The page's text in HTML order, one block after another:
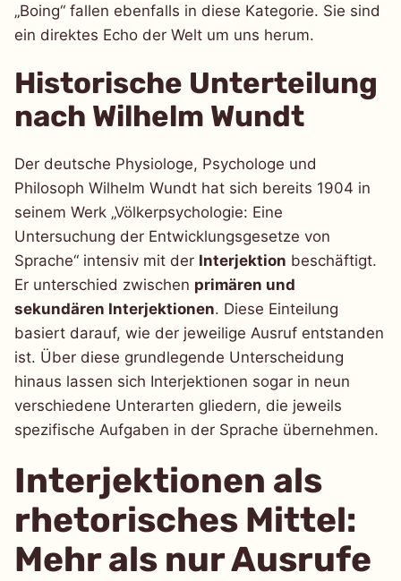
„Boing“ fallen ebenfalls in diese Kategorie. Sie sind
ein direktes Echo der Welt um uns herum.
Historische Unterteilung
nach Wilhelm Wundt
Der deutsche Physiologe, Psychologe und
Philosoph Wilhelm Wundt hat sich bereits 1904 in
seinem Werk „Völkerpsychologie: Eine
Untersuchung der Entwicklungsgesetze von
Sprache“ intensiv mit der Interjektion beschäftigt.
Er unterschied zwischen primären und
sekundären Interjektionen. Diese Einteilung
basiert darauf, wie der jeweilige Ausruf entstanden
ist. Über diese grundlegende Unterscheidung
hinaus lassen sich Interjektionen sogar in neun
verschiedene Unterarten gliedern, die jeweils
spezifische Aufgaben in der Sprache übernehmen.
Interjektionen als
rhetorisches Mittel:
Mehr als nur Ausrufe